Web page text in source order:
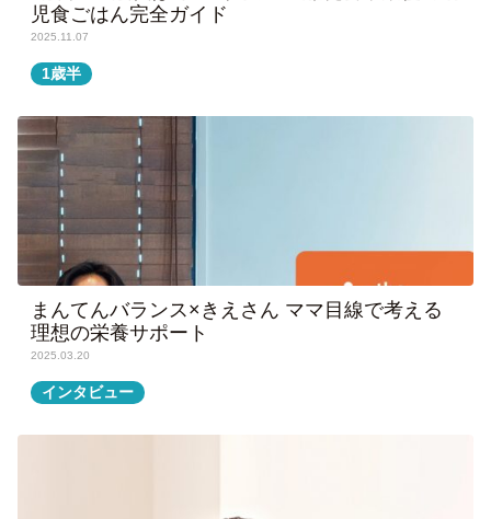
児食ごはん完全ガイド
2025.11.07
1歳半
まんてんバランス×きえさん ママ目線で考える
理想の栄養サポート
2025.03.20
インタビュー